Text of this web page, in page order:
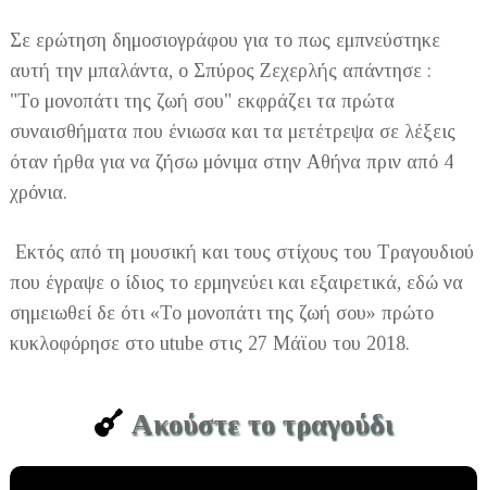
Σε ερώτηση δημοσιογράφου για το πως εμπνεύστηκε
αυτή την μπαλάντα, ο Σπύρος Ζεχερλής απάντησε :
"Το μονοπάτι της ζωή σου" εκφράζει τα πρώτα
συναισθήματα που ένιωσα και τα μετέτρεψα σε λέξεις
όταν ήρθα για να ζήσω μόνιμα στην Αθήνα πριν από 4
χρόνια.
Εκτός από τη μουσική και τους στίχους του Τραγουδιού
που έγραψε ο ίδιος το ερμηνεύει και εξαιρετικά, εδώ να
σημειωθεί δε ότι «Το μονοπάτι της ζωή σου» πρώτο
κυκλοφόρησε στο utube στις 27 Μάϊου του 2018.
Ακούστε το τραγούδι